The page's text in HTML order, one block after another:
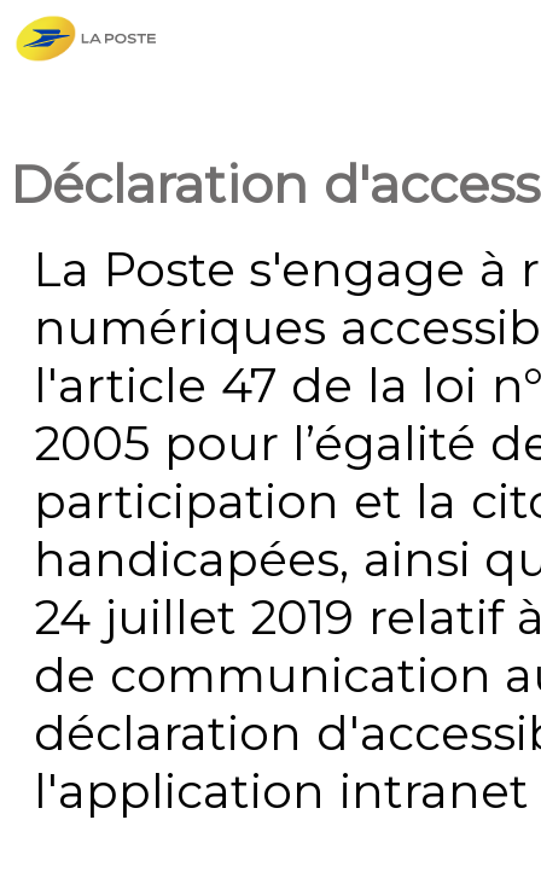
Déclaration
La Poste s'engage à
numériques
l'article 47 de la loi
2005 pour l’égalité
participation et la
handicapées, ainsi
24 juillet 2019 relatif
de communication
déclaration
l'application